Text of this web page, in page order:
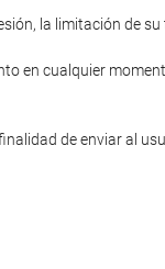
la limitación de
en cualquier
de enviar al